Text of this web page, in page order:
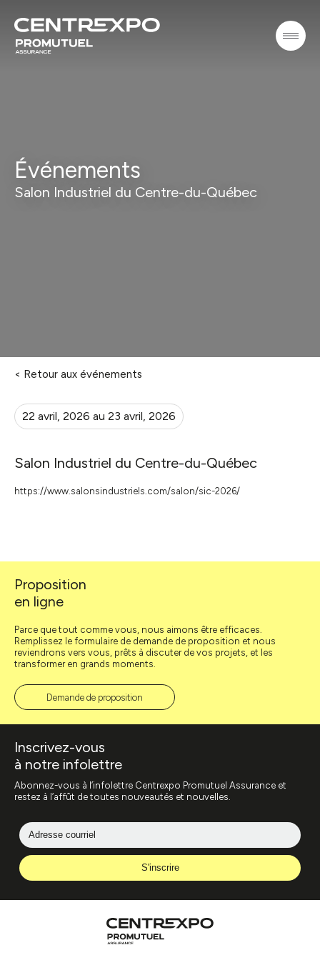
Événements
Salon Industriel du Centre-du-Québec
< Retour aux événements
22 avril, 2026 au 23 avril, 2026
Salon Industriel du Centre-du-Québec
https://www.salonsindustriels.com/salon/sic-2026/
Proposition
en ligne
Parce que tout comme vous, nous aimons être efficaces.
Remplissez le formulaire de demande de proposition et nous
reviendrons vers vous, prêts à discuter de vos projets, et les
transformer en grands moments.
Demande de proposition
Inscrivez-vous
à notre infolettre
Abonnez-vous à l’infolettre Centrexpo Promutuel Assurance et
restez à l’affût de toutes nouveautés et nouvelles.